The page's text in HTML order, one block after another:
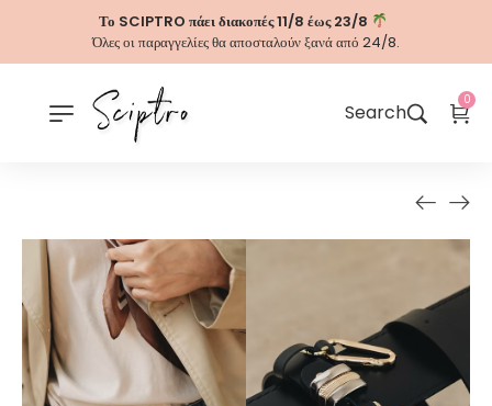
Το SCIPTRO πάει διακοπές 11/8 έως 23/8
Όλες οι παραγγελίες θα αποσταλούν ξανά από 24/8.
Search
0